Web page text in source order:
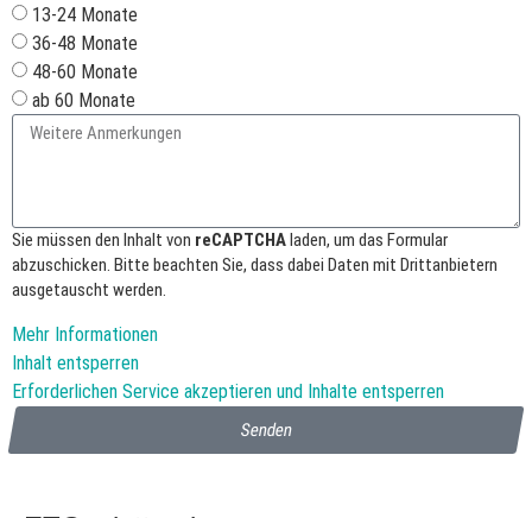
13-24 Monate
36-48 Monate
48-60 Monate
ab 60 Monate
Sie müssen den Inhalt von reCAPTCHAladen, um das Formular
abzuschicken. Bitte beachten Sie, dass dabei Daten mit Drittanbietern
ausgetauscht werden.
Mehr Informationen
Inhalt entsperren
Erforderlichen Service akzeptieren und Inhalte entsperren
Senden